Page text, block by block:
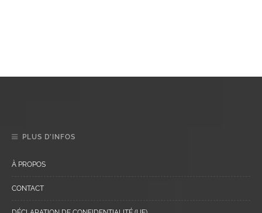
PLUS D’INFOS
À PROPOS
CONTACT